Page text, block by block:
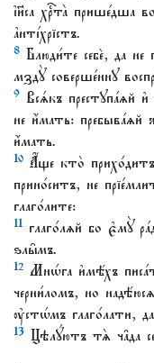
і҆и҃са хрⷭ҇та̀ прише́дша
а҆нті́хрїстъ.
8 Блюди́те себѐ, да
мздꙋ̀ соверше́ннꙋ
9 Всѧ́къ престꙋпа́ѧй
не и҆́мать: пребыва́ѧй
и҆́мать.
10 А҆́ще кто̀
прино́ситъ, не
глаго́лите:
11 глаго́лѧй бо є҆мꙋ̀
ѕлы̑мъ.
12 Мнѡ́га и҆мѣ́хъ
черни́ломъ, но
ᲂу҆стѡ́мъ глаго́лати,
13 Цѣлꙋ́ютъ тѧ̀ ча̑да